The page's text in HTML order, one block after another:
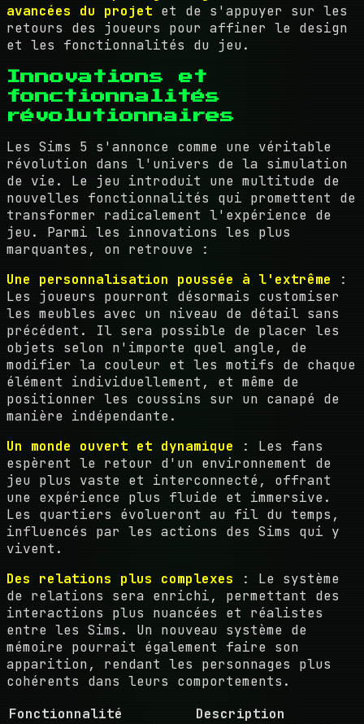
avancées du projet et de s'appuyer sur les
retours des joueurs pour affiner le design
et les fonctionnalités du jeu.
Innovations et
fonctionnalités
révolutionnaires
Les Sims 5 s'annonce comme une véritable
révolution dans l'univers de la simulation
de vie. Le jeu introduit une multitude de
nouvelles fonctionnalités qui promettent de
transformer radicalement l'expérience de
jeu. Parmi les innovations les plus
marquantes, on retrouve :
Une personnalisation poussée à l'extrême :
Les joueurs pourront désormais customiser
les meubles avec un niveau de détail sans
précédent. Il sera possible de placer les
objets selon n'importe quel angle, de
modifier la couleur et les motifs de chaque
élément individuellement, et même de
positionner les coussins sur un canapé de
manière indépendante.
Un monde ouvert et dynamique : Les fans
espèrent le retour d'un environnement de
jeu plus vaste et interconnecté, offrant
une expérience plus fluide et immersive.
Les quartiers évolueront au fil du temps,
influencés par les actions des Sims qui y
vivent.
Des relations plus complexes : Le système
de relations sera enrichi, permettant des
interactions plus nuancées et réalistes
entre les Sims. Un nouveau système de
mémoire pourrait également faire son
apparition, rendant les personnages plus
cohérents dans leurs comportements.
Fonctionnalité
Description